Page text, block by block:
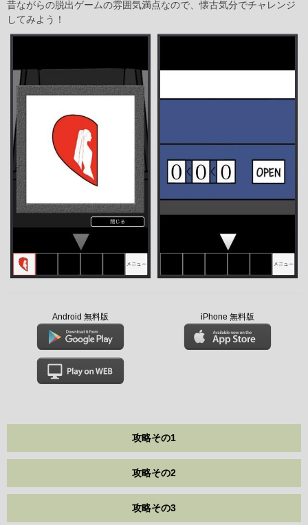
昔ながらの脱出ゲームの雰囲気満点なので、懐古気分でチャレンジ
してみよう！
Android 無料版 iPhone 無料版
攻略その1
攻略その2
攻略その3